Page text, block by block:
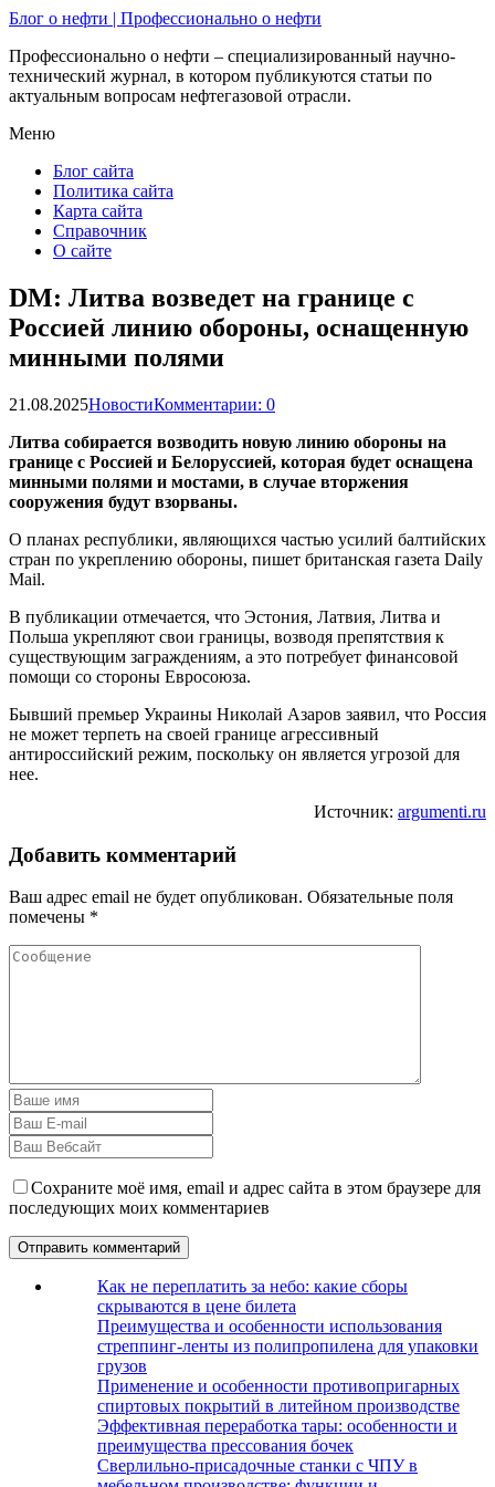
Блог о нефти | Профессионально о нефти
Профессионально о нефти – специализированный научно-
технический журнал, в котором публикуются статьи по
актуальным вопросам нефтегазовой отрасли.
Меню
Блог сайта
Политика сайта
Карта сайта
Справочник
О сайте
DM: Литва возведет на границе с
Россией линию обороны, оснащенную
минными полями
21.08.2025НовостиКомментарии: 0
Литва собирается возводить новую линию обороны на
границе с Россией и Белоруссией, которая будет оснащена
минными полями и мостами, в случае вторжения
сооружения будут взорваны.
О планах республики, являющихся частью усилий балтийских
стран по укреплению обороны, пишет британская газета Daily
Mail.
В публикации отмечается, что Эстония, Латвия, Литва и
Польша укрепляют свои границы, возводя препятствия к
существующим заграждениям, а это потребует финансовой
помощи со стороны Евросоюза.
Бывший премьер Украины Николай Азаров заявил, что Россия
не может терпеть на своей границе агрессивный
антироссийский режим, поскольку он является угрозой для
нее.
Источник: argumenti.ru
Добавить комментарий
Ваш адрес email не будет опубликован. Обязательные поля
помечены *
Сохраните моё имя, email и адрес сайта в этом браузере для
последующих моих комментариев
Как не переплатить за небо: какие сборы
скрываются в цене билета
Преимущества и особенности использования
стреппинг-ленты из полипропилена для упаковки
грузов
Применение и особенности противопригарных
спиртовых покрытий в литейном производстве
Эффективная переработка тары: особенности и
преимущества прессования бочек
Сверлильно-присадочные станки с ЧПУ в